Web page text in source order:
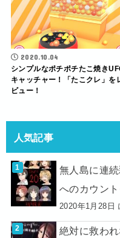
2020.10.04
シンプルなポチポチたこ焼き
キャッチャー！「たこクレ」を
ビュー！
人気記事
無人島に連
へのカウン
2020年1月28日
絶対に救わ